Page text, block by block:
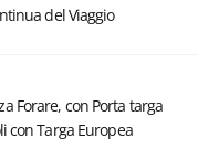
del Viaggio
Forare, con Porta targa
con Targa Europea